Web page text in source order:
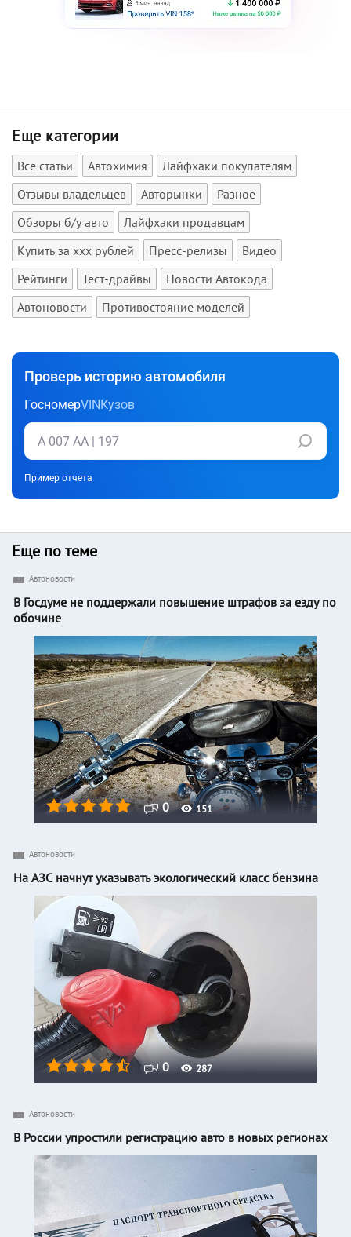
Еще категории
Все статьи Автохимия
Лайфхаки покупателям
Отзывы владельцев
Авторынки
Разное
Обзоры б/у авто
Лайфхаки продавцам
Купить за xxx рублей
Пресс-релизы
Видео
Рейтинги
Тест-драйвы
Новости Автокода
Автоновости
Противостояние моделей
Проверь историю автомобиля
ГосномерVIN Кузов
Пример отчета
Еще по теме
0 151
Автоновости
В Госдуме не поддержали повышение штрафов за езду по
обочине
0 287
Автоновости
На АЗС начнут указывать экологический класс бензина
Автоновости
В России упростили регистрацию авто в новых регионах